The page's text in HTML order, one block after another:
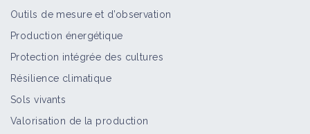
Outils de mesure et d’observation
Production énergétique
Protection intégrée des cultures
Résilience climatique
Sols vivants
Valorisation de la production